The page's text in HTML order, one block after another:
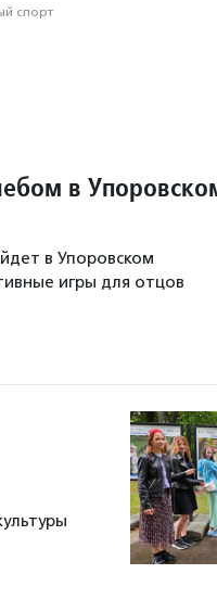
спорт
в
в Упоровском
игры для отцов